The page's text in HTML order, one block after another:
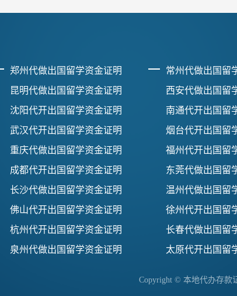
郑州代做出国留学资金证明
昆明代做出国留学资金证明
沈阳代开出国留学资金证明
武汉代开出国留学资金证明
重庆代做出国留学资金证明
成都代开出国留学资金证明
长沙代做出国留学资金证明
佛山代开出国留学资金证明
杭州代开出国留学资金证明
泉州代做出国留学资金证明
常州代做出国留
西安代做出国留
南通代开出国留
烟台代开出国留
福州代开出国留
东莞代做出国留
温州代做出国留
徐州代开出国留
长春代做出国留
太原代开出国留
Copyright © 本地代办存款